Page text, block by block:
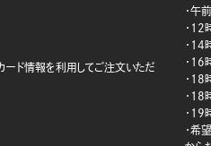
ド情報を利用してご注文いただ
・午
・12
・14
・16
・18
・18
・19
・希